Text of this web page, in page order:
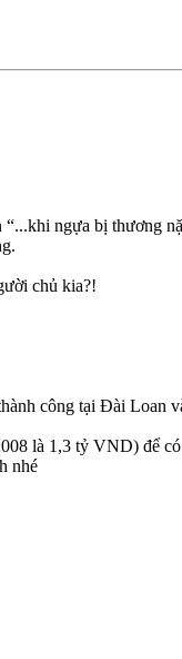
ngựa bị thương
chủ kia?!
công tại Đài Loan
là 1,3 tỷ VND) để
nhé